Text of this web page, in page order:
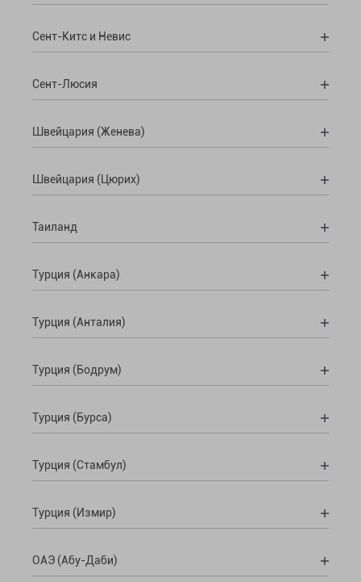
Сент-Китс и Невис
Сент-Люсия
Швейцария (Женева)
Швейцария (Цюрих)
Таиланд
Турция (Анкара)
Турция (Анталия)
Турция (Бодрум)
Турция (Бурса)
Турция (Стамбул)
Турция (Измир)
ОАЭ (Абу-Даби)